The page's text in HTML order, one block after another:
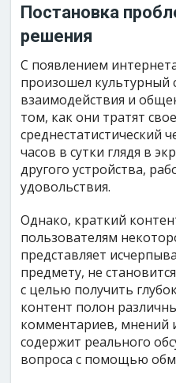
Постановка
решения
С появлением
произошел культурный
взаимодействия и
том, как они тратят
среднестатистический
часов в сутки глядя в
другого устройства,
удовольствия.
Однако, краткий
пользователям
представляет
предмету, не
с целью получить
контент полон
комментариев, мнений
содержит реального
вопроса с помощью